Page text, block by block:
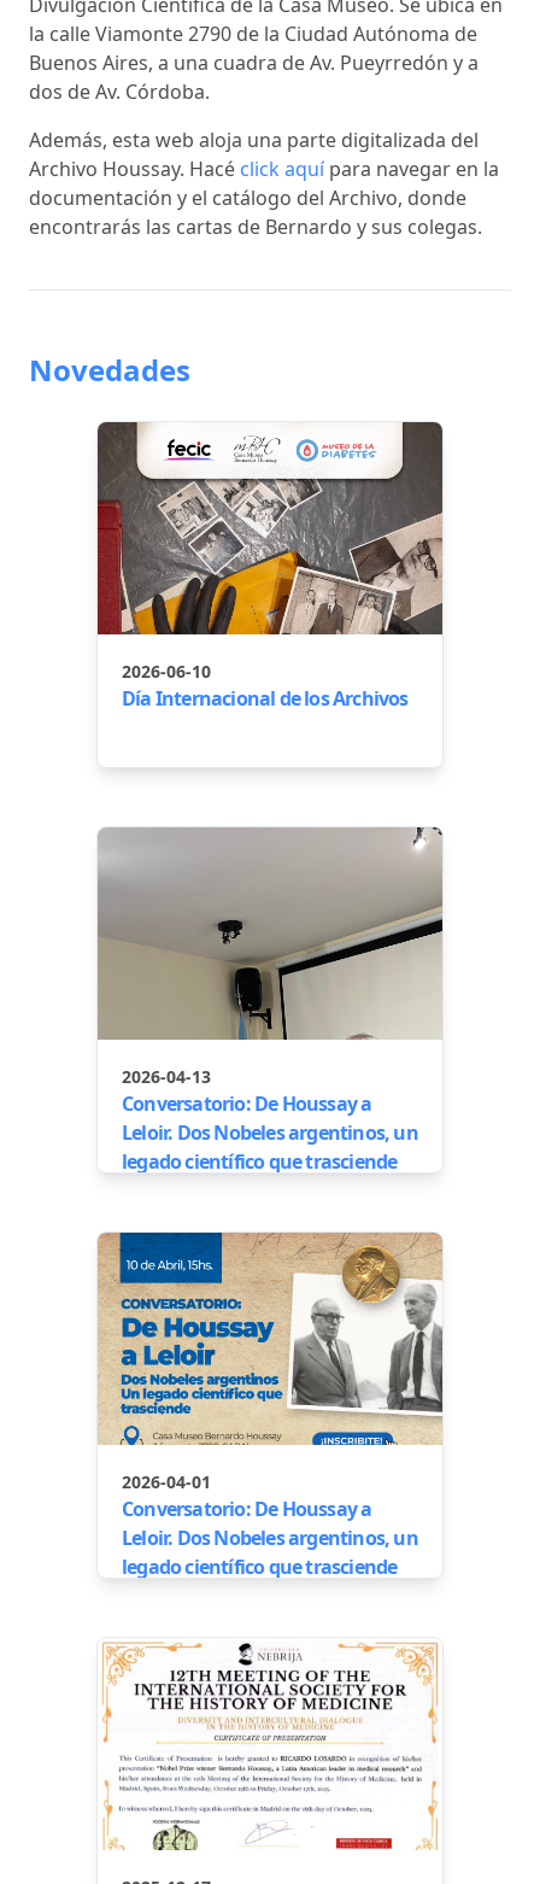
la calle Viamonte 2790 de la Ciudad Autónoma de
Buenos Aires, a una cuadra de Av. Pueyrredón y a
dos de Av. Córdoba.
Además, esta web aloja una parte digitalizada del
Archivo Houssay. Hacé click aquípara navegar en la
documentación y el catálogo del Archivo, donde
encontrarás las cartas de Bernardo y sus colegas.
Novedades
2026-06-10
Día Internacional de los Archivos
2026-04-13
Conversatorio: De Houssay a
Leloir. Dos Nobeles argentinos, un
legado científico que trasciende
2026-04-01
Conversatorio: De Houssay a
Leloir. Dos Nobeles argentinos, un
legado científico que trasciende